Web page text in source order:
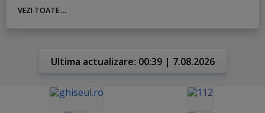
VEZI TOATE ...
Ultima actualizare: 00:39 | 7.08.2026